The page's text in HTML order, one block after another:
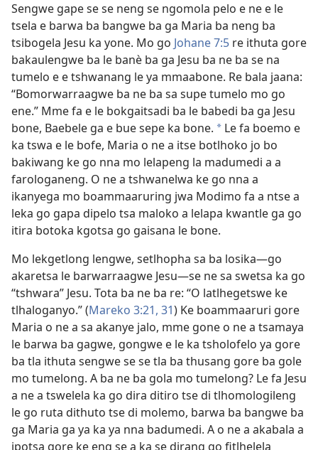
Sengwe gape se se neng se ngomola pelo e ne e le
tsela e barwa ba bangwe ba ga Maria ba neng ba
tsibogela Jesu ka yone. Mo go Johane 7:5 re ithuta gore
bakaulengwe ba le banè ba ga Jesu ba ne ba se na
tumelo e e tshwanang le ya mmaabone. Re bala jaana:
“Bomorwarraagwe ba ne ba sa supe tumelo mo go
ene.” Mme fa e le bokgaitsadi ba le babedi ba ga Jesu
bone, Baebele ga e bue sepe ka bone. * Le fa boemo e
ka tswa e le bofe, Maria o ne a itse botlhoko jo bo
bakiwang ke go nna mo lelapeng la madumedi a a
farologaneng. O ne a tshwanelwa ke go nna a
ikanyega mo boammaaruring jwa Modimo fa a ntse a
leka go gapa dipelo tsa maloko a lelapa kwantle ga go
itira botoka kgotsa go gaisana le bone.
Mo lekgetlong lengwe, setlhopha sa ba losika—go
akaretsa le barwarraagwe Jesu—se ne sa swetsa ka go
“tshwara” Jesu. Tota ba ne ba re: “O latlhegetswe ke
tlhaloganyo.” (Mareko 3:21, 31) Ke boammaaruri gore
Maria o ne a sa akanye jalo, mme gone o ne a tsamaya
le barwa ba gagwe, gongwe e le ka tsholofelo ya gore
ba tla ithuta sengwe se se tla ba thusang gore ba gole
mo tumelong. A ba ne ba gola mo tumelong? Le fa Jesu
a ne a tswelela ka go dira ditiro tse di tlhomologileng
le go ruta dithuto tse di molemo, barwa ba bangwe ba
ga Maria ga ya ka ya nna badumedi. A o ne a akabala a
ipotsa gore ke eng se a ka se dirang go fitlhelela